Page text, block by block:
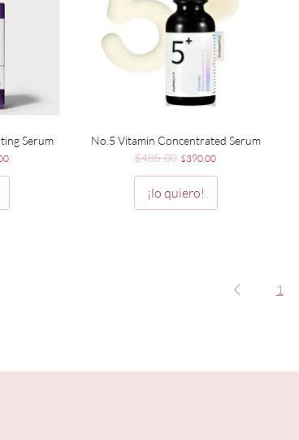
Serum
oferta
Vista rápida
No.5 Vitamin Concentrated Serum
Precio
$485.00 Precio de oferta
$390.00
¡lo quiero!
1